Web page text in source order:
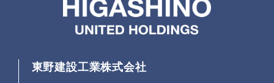
東野建設工業株式会社